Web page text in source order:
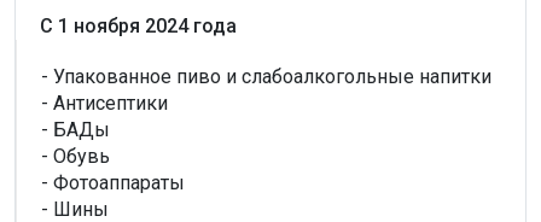
С 1 ноября 2024 года
- Упакованное пиво и слабоалкогольные напитки
- Антисептики
- БАДы
- Обувь
- Фотоаппараты
- Шины